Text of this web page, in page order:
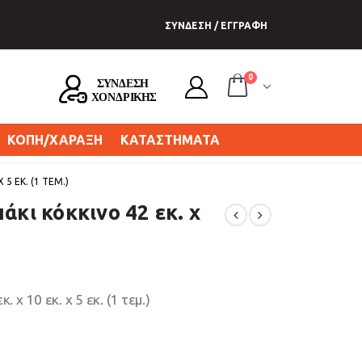
ΣΥΝΔΕΣΗ / ΕΓΓΡΑΦΗ
0
ΚΟΠΗ/ΧΑΡΑΞΗ ΚΑΤΑΣΤΗΜΑΤΑ
5 ΕΚ. (1 ΤΕΜ.)
κόκκινο 42 εκ. x
x 10 εκ. x 5 εκ. (1 τεμ.)